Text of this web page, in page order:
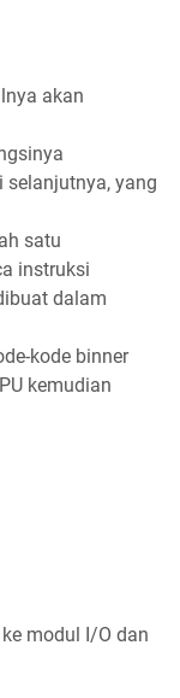
akan
yang
satu
instruksi
dalam
kode binner
kemudian
ke modul I/O dan